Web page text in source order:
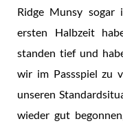
Ridge Munsy sogar
ersten Halbzeit
standen tief und
wir im Passspiel zu
unseren
wieder gut